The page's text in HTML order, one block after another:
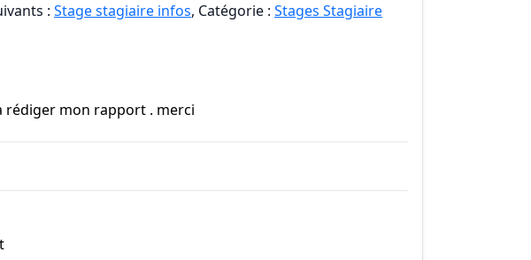
: Stage stagiaire infos, Catégorie : Stages Stagiaire
rédiger mon rapport . merci